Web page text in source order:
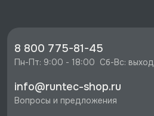
Скидки, экспертная
центры.
Выгодные условия для
8 800 775-81-45
Пн-Пт: 9:00 - 18:00  Сб-Вс:
info@runtec-shop.ru
Вопросы и предложения